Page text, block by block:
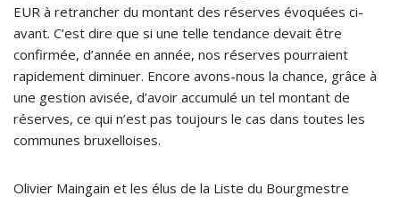
EUR à retrancher du montant des réserves évoquées ci-
avant. C’est dire que si une telle tendance devait être
confirmée, d’année en année, nos réserves pourraient
rapidement diminuer. Encore avons-nous la chance, grâce à
une gestion avisée, d’avoir accumulé un tel montant de
réserves, ce qui n’est pas toujours le cas dans toutes les
communes bruxelloises.
Olivier Maingain et les élus de la Liste du Bourgmestre